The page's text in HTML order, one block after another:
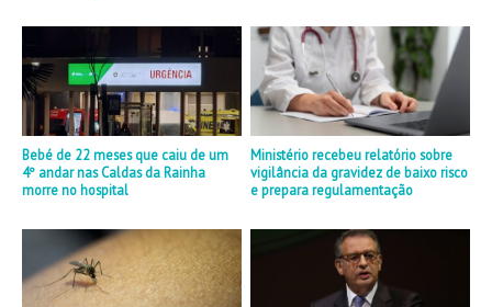
Bebé de 22 meses que caiu de um
4º andar nas Caldas da Rainha
morre no hospital
Ministério recebeu relatório sobre
vigilância da gravidez de baixo risco
e prepara regulamentação